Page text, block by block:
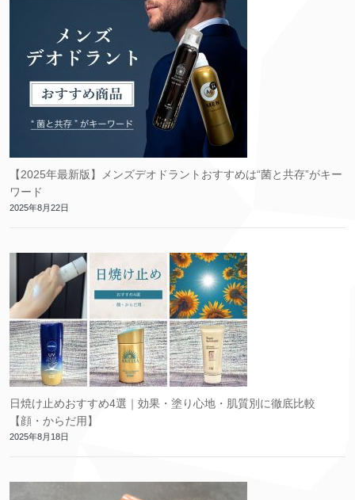
【2025年最新版】メンズデオドラントおすすめは“菌と共存”がキー
ワード
2025年8月22日
日焼け止めおすすめ4選｜効果・塗り心地・肌質別に徹底比較
【顔・からだ用】
2025年8月18日